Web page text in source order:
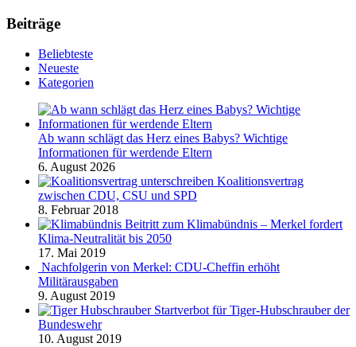
Beiträge
Beliebteste
Neueste
Kategorien
Ab wann schlägt das Herz eines Babys? Wichtige
Informationen für werdende Eltern
6. August 2026
Koalitionsvertrag
zwischen CDU, CSU und SPD
8. Februar 2018
Beitritt zum Klimabündnis – Merkel fordert
Klima-Neutralität bis 2050
17. Mai 2019
Nachfolgerin von Merkel: CDU-Cheffin erhöht
Militärausgaben
9. August 2019
Startverbot für Tiger-Hubschrauber der
Bundeswehr
10. August 2019